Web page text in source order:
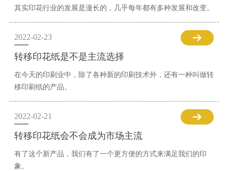
其实印花行业的发展是漫长的，几乎每年都有多种发展和改变。
2022-02-23
转移印花纸是不是主流选择
在今天的印刷业中，除了各种新的印刷技术外，还有一种叫做转
移印刷纸的产品。
2022-02-21
转移印花纸会不会成为市场主流
有了这个新产品，我们有了一个更方便的方式来满足我们的印
象。